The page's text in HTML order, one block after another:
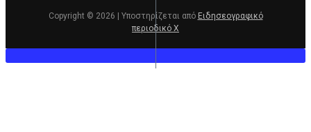
Copyright © 2026 | Υποστηρίζεται από Ειδησεογραφικό
περιοδικό Χ